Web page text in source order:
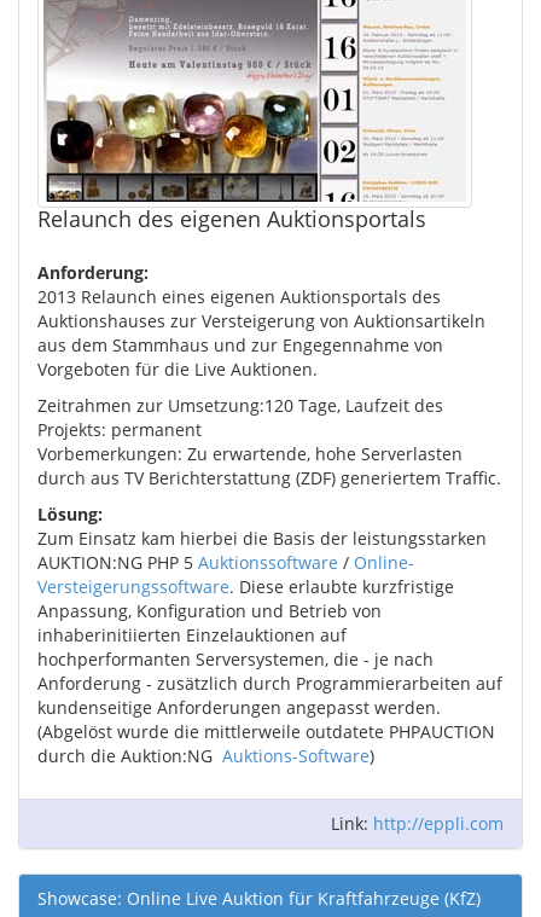
Relaunch des eigenen Auktionsportals
Anforderung:
2013 Relaunch eines eigenen Auktionsportals des
Auktionshauses zur Versteigerung von Auktionsartikeln
aus dem Stammhaus und zur Engegennahme von
Vorgeboten für die Live Auktionen.
Zeitrahmen zur Umsetzung:120 Tage, Laufzeit des
Projekts: permanent
Vorbemerkungen: Zu erwartende, hohe Serverlasten
durch aus TV Berichterstattung (ZDF) generiertem Traffic.
Lösung:
Zum Einsatz kam hierbei die Basis der leistungsstarken
AUKTION:NG PHP 5 Auktionssoftware / Online-
Versteigerungssoftware. Diese erlaubte kurzfristige
Anpassung, Konfiguration und Betrieb von
inhaberinitiierten Einzelauktionen auf
hochperformanten Serversystemen, die - je nach
Anforderung - zusätzlich durch Programmierarbeiten auf
kundenseitige Anforderungen angepasst werden.
(Abgelöst wurde die mittlerweile outdatete PHPAUCTION
durch die Auktion:NG Auktions-Software)
Link: http://eppli.com
Showcase: Online Live Auktion für Kraftfahrzeuge (KfZ)